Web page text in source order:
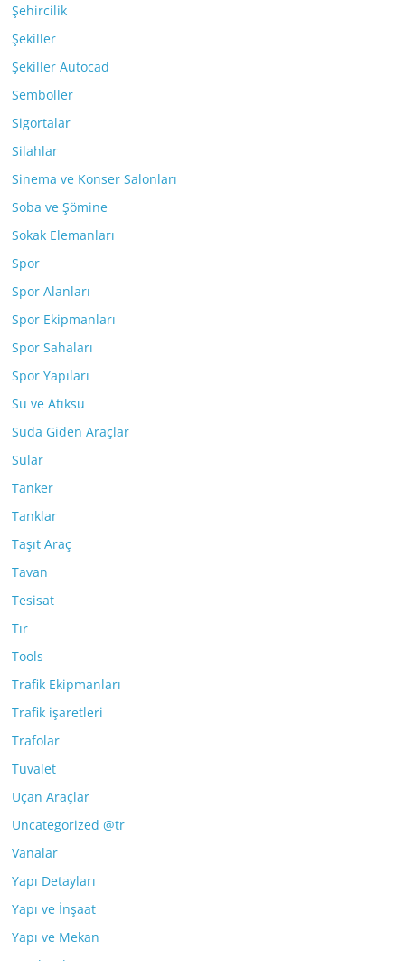
Şehircilik
Şekiller
Şekiller Autocad
Semboller
Sigortalar
Silahlar
Sinema ve Konser Salonları
Soba ve Şömine
Sokak Elemanları
Spor
Spor Alanları
Spor Ekipmanları
Spor Sahaları
Spor Yapıları
Su ve Atıksu
Suda Giden Araçlar
Sular
Tanker
Tanklar
Taşıt Araç
Tavan
Tesisat
Tır
Tools
Trafik Ekipmanları
Trafik işaretleri
Trafolar
Tuvalet
Uçan Araçlar
Uncategorized @tr
Vanalar
Yapı Detayları
Yapı ve İnşaat
Yapı ve Mekan